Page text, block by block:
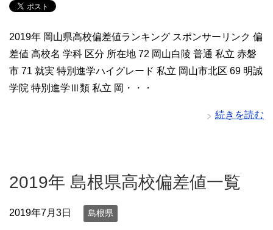
2019年 岡山県高校偏差値ランキング スポンサーリンク 偏
差値 高校名 学科 区分 所在地 72 岡山白陵 普通 私立 赤磐
市 71 就実 特別進学ハイグレード 私立 岡山市北区 69 明誠
学院 特別進学Ⅲ類 私立 岡・・・
続きを読む
2019年 島根県高校偏差値一覧
2019年7月3日 島根県